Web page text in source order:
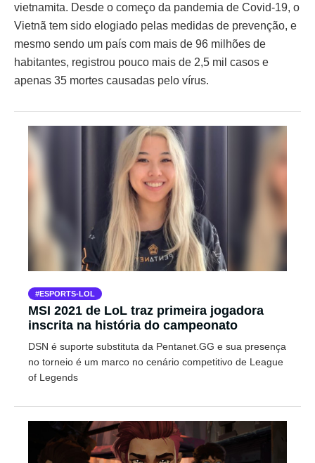
vietnamita. Desde o começo da pandemia de Covid-19, o
Vietnã tem sido elogiado pelas medidas de prevenção, e
mesmo sendo um país com mais de 96 milhões de
habitantes, registrou pouco mais de 2,5 mil casos e
apenas 35 mortes causadas pelo vírus.
ESPORTS-LOL
MSI 2021 de LoL traz primeira jogadora
inscrita na história do campeonato
DSN é suporte substituta da Pentanet.GG e sua presença
no torneio é um marco no cenário competitivo de League
of Legends